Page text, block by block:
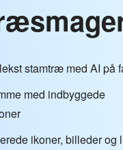
stamtræ med AI på
med indbyggede
ikoner, billeder og